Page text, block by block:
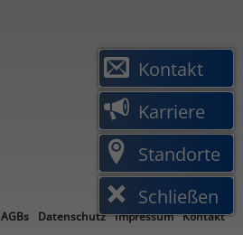
Standorte
Karriere
Kontakt
Schließen
AGBs Datenschutz Impressum Kontakt